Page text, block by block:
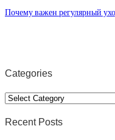
Почему важен регулярный
Categories
Categories
Recent Posts